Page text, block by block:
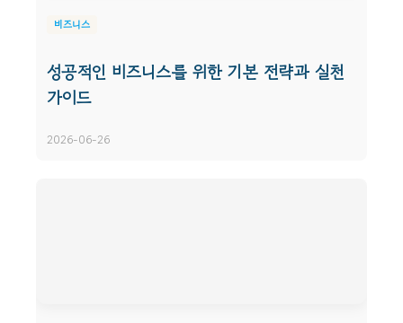
비즈니스
성공적인 비즈니스를 위한 기본 전략과 실천
가이드
2026-06-26